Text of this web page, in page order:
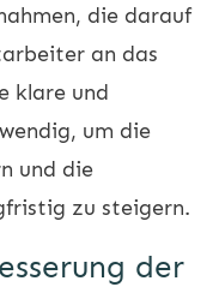
die darauf
an das
klare und
um die
und die
zu steigern.
der